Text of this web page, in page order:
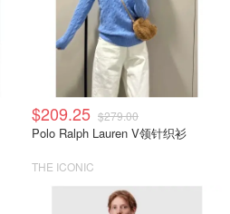
$209.25 $279.00
Polo Ralph Lauren V领针织衫
THE ICONIC